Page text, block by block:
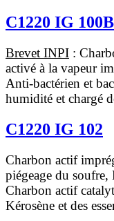
C1220 IG
Brevet INPI :
activé à la vapeur
Anti-bactérien et
humidité et chargé
C1220 IG 102
Charbon actif
piégeage du soufre,
Charbon actif
Kérosène et des